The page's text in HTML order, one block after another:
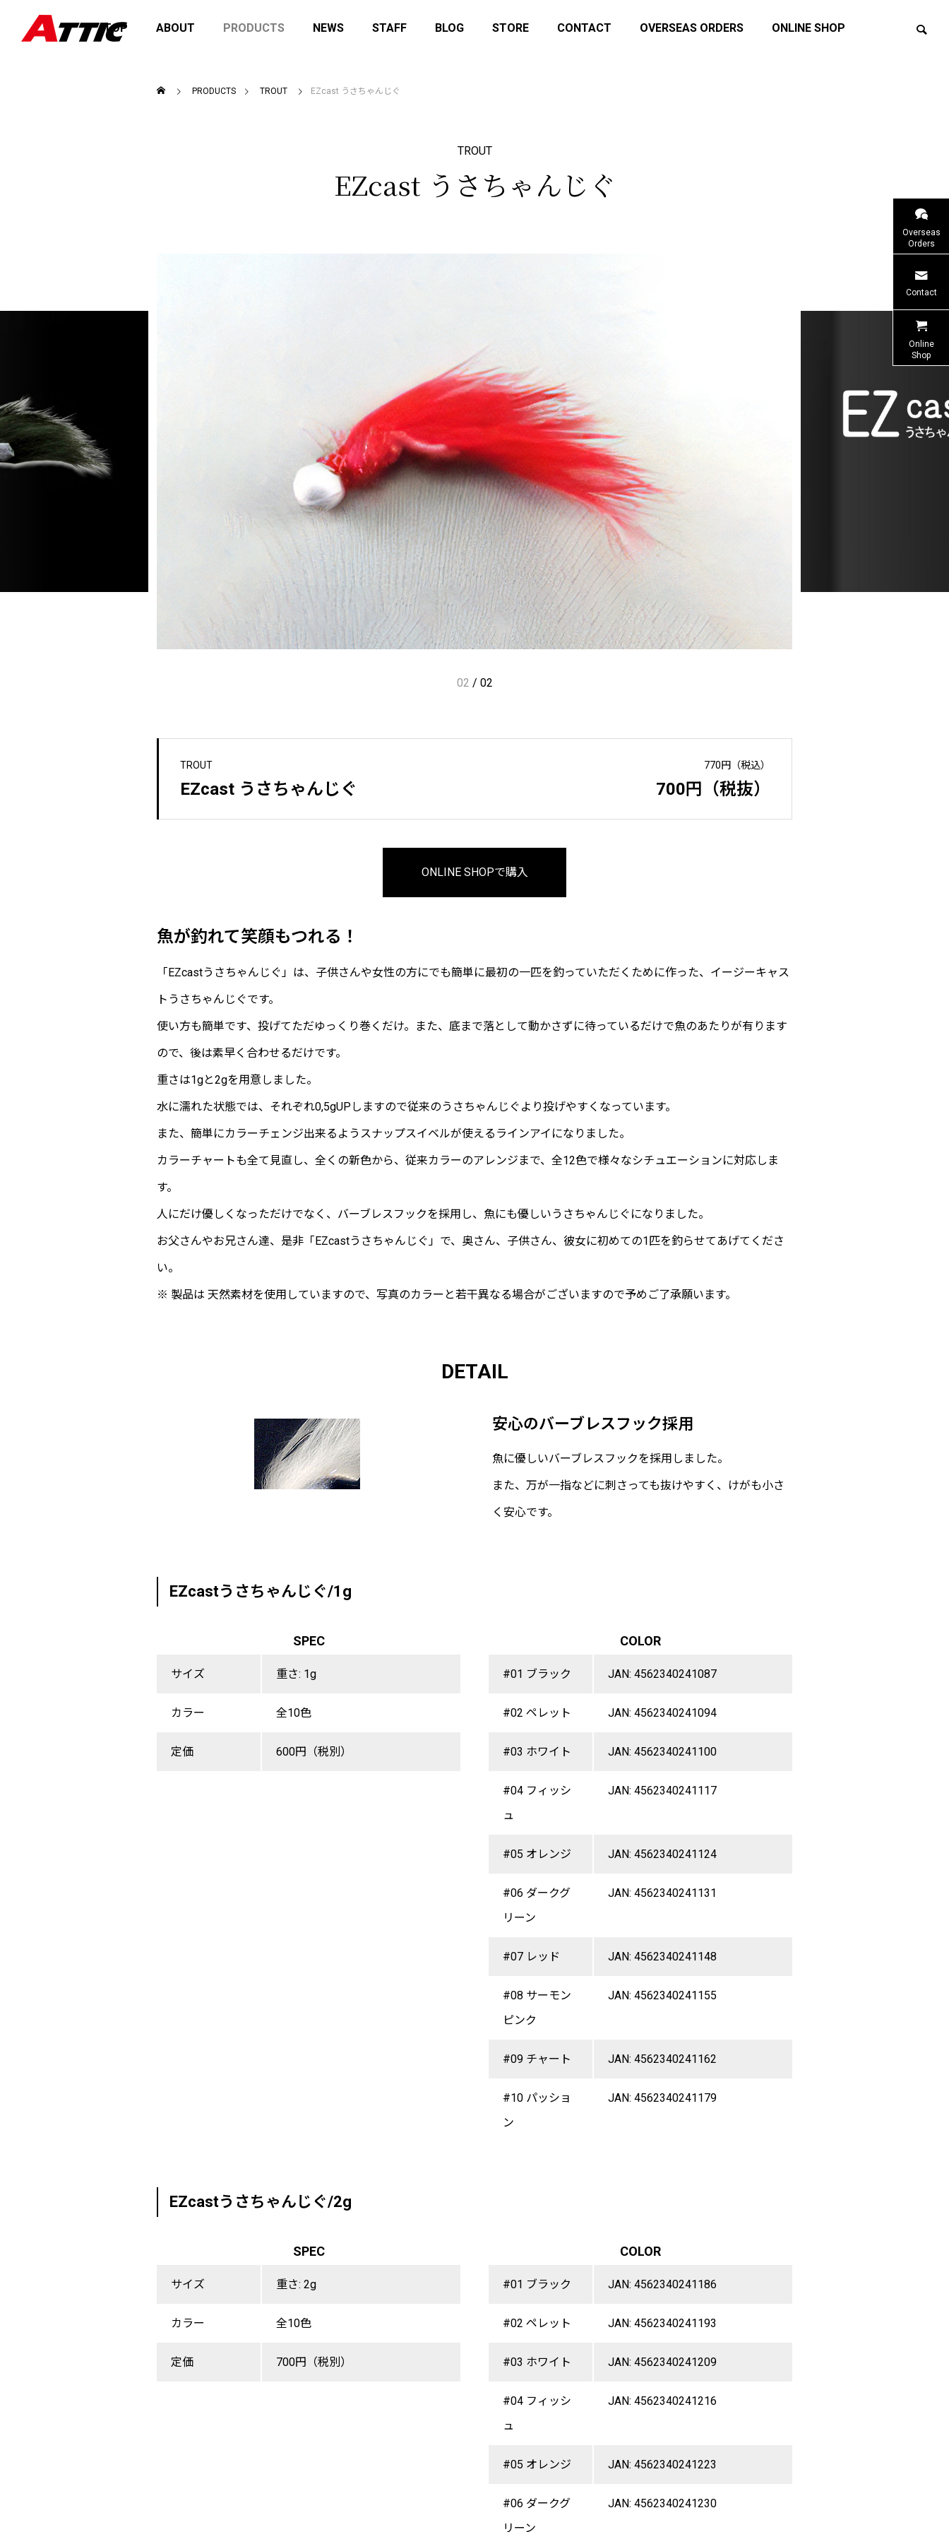
TOP ABOUT PRODUCTS NEWS STAFF BLOG STORE CONTACT OVERSEAS ORDERS ONLINE SHOP
お知らせ
PRODUCTS TROUT EZcast うさちゃんじぐ
TROUT
EZcast うさちゃんじぐ
01 / 02
TROUT
EZcast うさちゃんじぐ
770円（税込）
700円（税抜）
ONLINE SHOPで購入
魚が釣れて笑顔もつれる！
「EZcastうさちゃんじぐ」は、子供さんや女性の方にでも簡単に最初の一匹を釣っていただくために作った、イージーキャス
トうさちゃんじぐです。
使い方も簡単です、投げてただゆっくり巻くだけ。また、底まで落として動かさずに待っているだけで魚のあたりが有ります
ので、後は素早く合わせるだけです。
重さは1gと2gを用意しました。
水に濡れた状態では、それぞれ0,5gUPしますので従来のうさちゃんじぐより投げやすくなっています。
また、簡単にカラーチェンジ出来るようスナップスイベルが使えるラインアイになりました。
カラーチャートも全て見直し、全くの新色から、従来カラーのアレンジまで、全12色で様々なシチュエーションに対応しま
す。
人にだけ優しくなっただけでなく、バーブレスフックを採用し、魚にも優しいうさちゃんじぐになりました。
お父さんやお兄さん達、是非「EZcastうさちゃんじぐ」で、奥さん、子供さん、彼女に初めての1匹を釣らせてあげてくださ
い。
※ 製品は 天然素材を使用していますので、写真のカラーと若干異なる場合がございますので予めご了承願います。
DETAIL
安心のバーブレスフック採用
魚に優しいバーブレスフックを採用しました。
また、万が一指などに刺さっても抜けやすく、けがも小さ
く安心です。
EZcastうさちゃんじぐ/1g
SPEC
サイズ 重さ: 1g
カラー 全10色
定価 600円（税別）
COLOR
#01 ブラック JAN: 4562340241087
#02 ペレット JAN: 4562340241094
#03 ホワイト JAN: 4562340241100
#04 フィッシ
ュ
JAN: 4562340241117
#05 オレンジ JAN: 4562340241124
#06 ダークグ
リーン
JAN: 4562340241131
#07 レッド JAN: 4562340241148
#08 サーモン
ピンク
JAN: 4562340241155
#09 チャート JAN: 4562340241162
#10 パッショ
ン
JAN: 4562340241179
EZcastうさちゃんじぐ/2g
SPEC
サイズ 重さ: 2g
カラー 全10色
定価 700円（税別）
COLOR
#01 ブラック JAN: 4562340241186
#02 ペレット JAN: 4562340241193
#03 ホワイト JAN: 4562340241209
#04 フィッシ
ュ
JAN: 4562340241216
#05 オレンジ JAN: 4562340241223
#06 ダークグ
リーン
JAN: 4562340241230
Overseas
Orders
Contact
Online
Shop